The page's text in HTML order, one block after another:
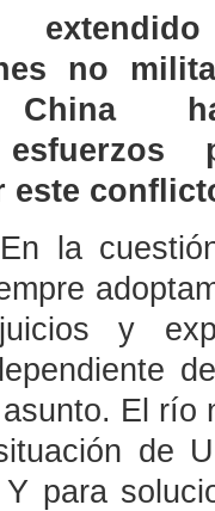
no
China
este
En la
y
El río
de
para